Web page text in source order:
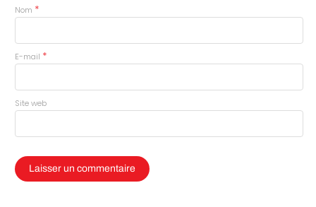
Nom *
E-mail *
Site web